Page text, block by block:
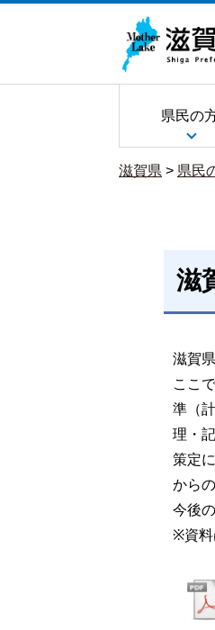
県民の
滋賀県 > 県民
滋
滋賀
ここ
準（
理・
策定
から
今後
※資料